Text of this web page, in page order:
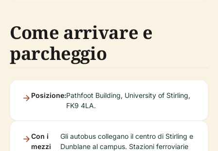
Come arrivare e
parcheggio
Posizione:Pathfoot Building, University of Stirling,
FK9 4LA.
Con i
mezzi
Gli autobus collegano il centro di Stirling e
Dunblane al campus. Stazioni ferroviarie